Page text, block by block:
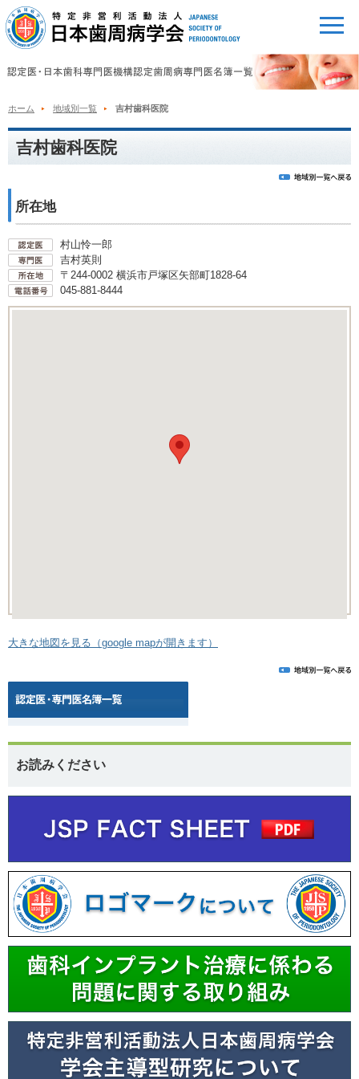
ホーム 地域別一覧 吉村歯科医院
吉村歯科医院
所在地
村山怜一郎
吉村英則
〒244-0002 横浜市戸塚区矢部町1828-64
045-881-8444
大きな地図を見る（google mapが開きます）
お読みください